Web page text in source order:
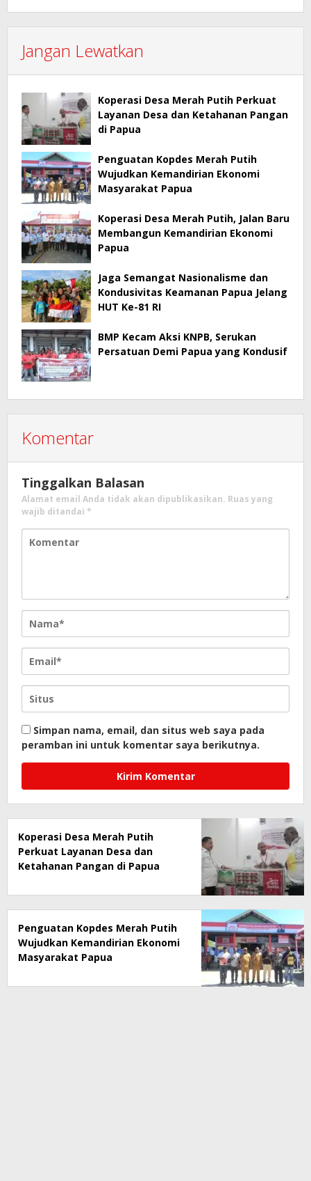
Jangan Lewatkan
Koperasi Desa Merah Putih Perkuat
Layanan Desa dan Ketahanan Pangan
di Papua
Penguatan Kopdes Merah Putih
Wujudkan Kemandirian Ekonomi
Masyarakat Papua
Koperasi Desa Merah Putih, Jalan Baru
Membangun Kemandirian Ekonomi
Papua
Jaga Semangat Nasionalisme dan
Kondusivitas Keamanan Papua Jelang
HUT Ke-81 RI
BMP Kecam Aksi KNPB, Serukan
Persatuan Demi Papua yang Kondusif
Komentar
Tinggalkan Balasan
Alamat email Anda tidak akan dipublikasikan. Ruas yang
wajib ditandai *
Simpan nama, email, dan situs web saya pada
peramban ini untuk komentar saya berikutnya.
Koperasi Desa Merah Putih
Perkuat Layanan Desa dan
Ketahanan Pangan di Papua
Penguatan Kopdes Merah Putih
Wujudkan Kemandirian Ekonomi
Masyarakat Papua